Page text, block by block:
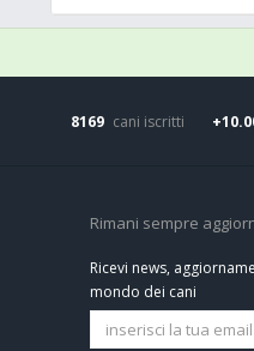
8169 cani iscritti
Rimani sempre
Ricevi news,
mondo dei cani